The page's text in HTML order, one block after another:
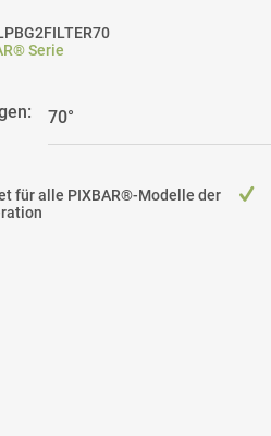
Serie
für alle PIXBAR®-Modelle der